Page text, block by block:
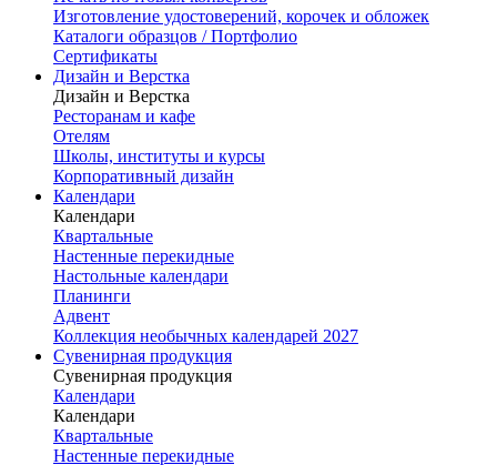
Изготовление удостоверений, корочек и обложек
Каталоги образцов / Портфолио
Сертификаты
Дизайн и Верстка
Дизайн и Верстка
Ресторанам и кафе
Отелям
Школы, институты и курсы
Корпоративный дизайн
Календари
Календари
Квартальные
Настенные перекидные
Настольные календари
Планинги
Адвент
Коллекция необычных календарей 2027
Сувенирная продукция
Сувенирная продукция
Календари
Календари
Квартальные
Настенные перекидные